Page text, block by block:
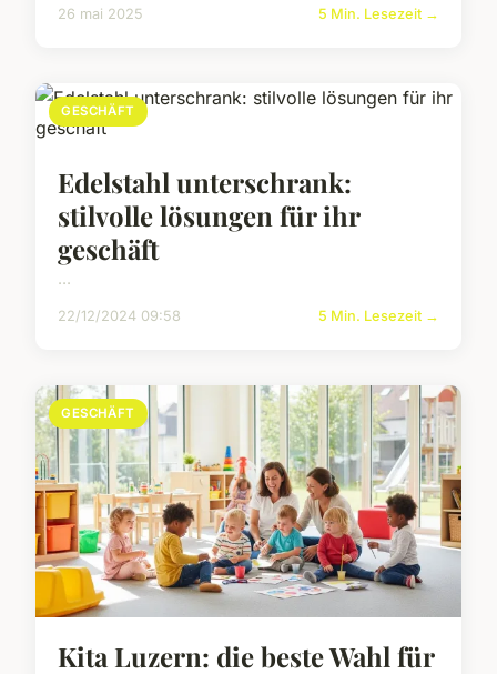
26 mai 2025 5 Min. Lesezeit →
GESCHÄFT
Edelstahl unterschrank:
stilvolle lösungen für ihr
geschäft
...
22/12/2024 09:58 5 Min. Lesezeit →
GESCHÄFT
Kita Luzern: die beste Wahl für